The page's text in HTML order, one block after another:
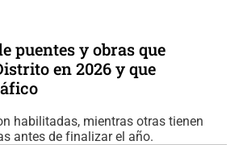
puentes y obras que
en 2026 y que
habilitadas, mientras otras tienen
antes de finalizar el año.